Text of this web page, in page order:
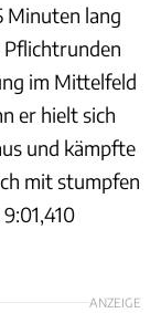
Minuten lang
Pflichtrunden
im Mittelfeld
er hielt sich
und kämpfte
mit stumpfen
ANZEIGE